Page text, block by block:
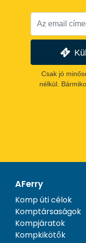
Csak jó
nélkül.
AFerry
Komp úti célok
Komptársaságok
Kompjáratok
Kompkikötők